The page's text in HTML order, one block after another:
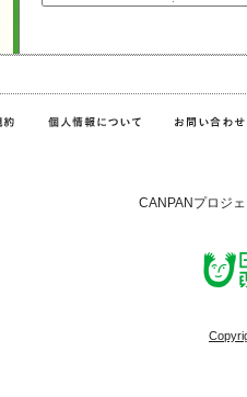
CANPANプロジ